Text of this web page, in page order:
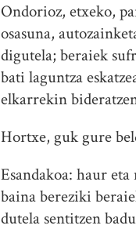
Ondorioz, etxeko,
osasuna,
digutela; beraiek
bati laguntza
elkarrekin
Hortxe, guk gure
Esandakoa: haur
baina bereziki
dutela sentitzen